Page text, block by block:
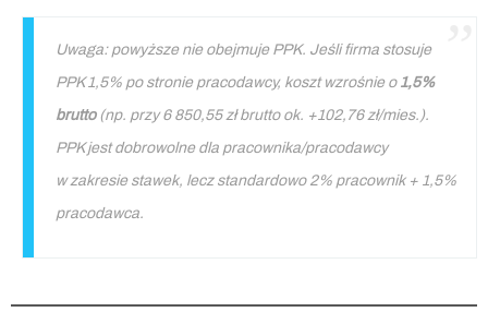
Uwaga: powyższe nie obejmuje PPK. Jeśli firma stosuje
PPK 1,5% po stronie pracodawcy, koszt wzrośnie o 1,5%
brutto(np. przy 6 850,55 zł brutto ok. +102,76 zł/mies.).
PPK jest dobrowolne dla pracownika/pracodawcy
w zakresie stawek, lecz standardowo 2% pracownik + 1,5%
pracodawca.